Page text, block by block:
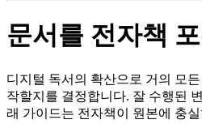
문서를 전자책
디지털 독서의 확산으로 거의 모
작할지를 결정합니다. 잘 수행된
래 가이드는 전자책이 원본에 충